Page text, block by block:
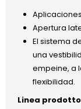
Apertura
El sistema
una
empeine, a
flexibilidad.
Linea